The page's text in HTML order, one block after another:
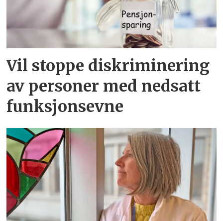
Vil stoppe diskriminering
av personer med nedsatt
funksjonsevne